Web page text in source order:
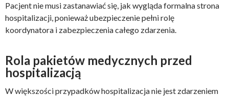
Pacjent nie musi zastanawiać się, jak wygląda formalna strona
hospitalizacji, ponieważ ubezpieczenie pełni rolę
koordynatora i zabezpieczenia całego zdarzenia.
Rola pakietów medycznych przed
hospitalizacją
W większości przypadków hospitalizacja nie jest zdarzeniem